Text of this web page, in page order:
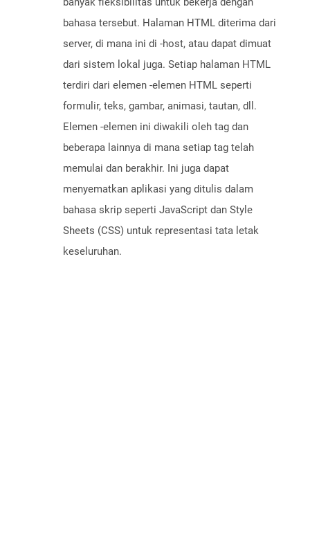
bahasa tersebut. Halaman HTML diterima dari
server, di mana ini di -host, atau dapat dimuat
dari sistem lokal juga. Setiap halaman HTML
terdiri dari elemen -elemen HTML seperti
formulir, teks, gambar, animasi, tautan, dll.
Elemen -elemen ini diwakili oleh tag dan
beberapa lainnya di mana setiap tag telah
memulai dan berakhir. Ini juga dapat
menyematkan aplikasi yang ditulis dalam
bahasa skrip seperti JavaScript dan Style
Sheets (CSS) untuk representasi tata letak
keseluruhan.